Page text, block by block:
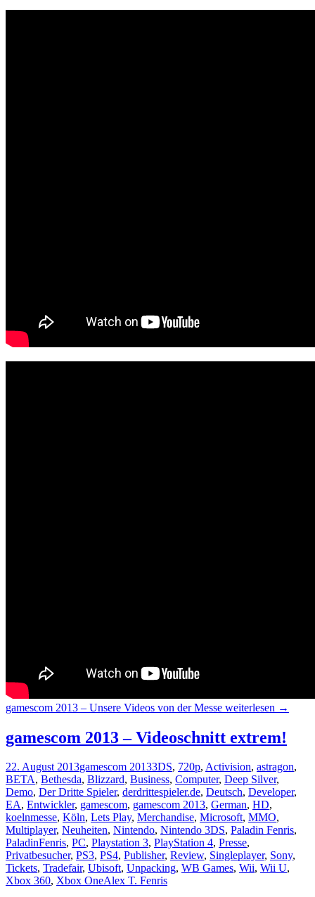
gamescom 2013 – Unsere Videos von der Messe weiterlesen →
gamescom 2013 – Videoschnitt extrem!
22. August 2013gamescom 20133DS, 720p, Activision, astragon,
BETA, Bethesda, Blizzard, Business, Computer, Deep Silver,
Demo, Der Dritte Spieler, derdrittespieler.de, Deutsch, Developer,
EA, Entwickler, gamescom, gamescom 2013, German, HD,
koelnmesse, Köln, Lets Play, Merchandise, Microsoft, MMO,
Multiplayer, Neuheiten, Nintendo, Nintendo 3DS, Paladin Fenris,
PaladinFenris, PC, Playstation 3, PlayStation 4, Presse,
Privatbesucher, PS3, PS4, Publisher, Review, Singleplayer, Sony,
Tickets, Tradefair, Ubisoft, Unpacking, WB Games, Wii, Wii U,
Xbox 360, Xbox OneAlex T. Fenris